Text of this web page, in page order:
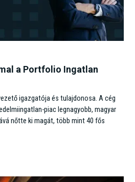
a Portfolio Ingatlan
igazgatója és tulajdonosa. A cég
piac legnagyobb, magyar
nőtte ki magát, több mint 40 fős